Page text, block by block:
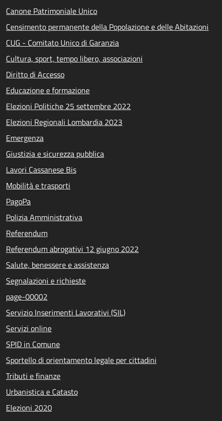
Canone Patrimoniale Unico
Censimento permanente della Popolazione e delle Abitazioni
CUG - Comitato Unico di Garanzia
Cultura, sport, tempo libero, associazioni
Diritto di Accesso
Educazione e formazione
Elezioni Politiche 25 settembre 2022
Elezioni Regionali Lombardia 2023
Emergenza
Giustizia e sicurezza pubblica
Lavori Cassanese Bis
Mobilità e trasporti
PagoPa
Polizia Amministrativa
Referendum
Referendum abrogativi 12 giugno 2022
Salute, benessere e assistenza
Segnalazioni e richieste
page-00002
Servizio Inserimenti Lavorativi (SIL)
Servizi online
SPID in Comune
Sportello di orientamento legale per cittadini
Tributi e finanze
Urbanistica e Catasto
Elezioni 2020